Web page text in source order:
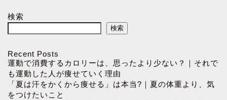
検索
検索
Recent Posts
運動で消費するカロリーは、思ったより少ない？｜それで
も運動した人が痩せていく理由
「夏は汗をかくから痩せる」は本当?｜夏の体重より、気
をつけたいこと